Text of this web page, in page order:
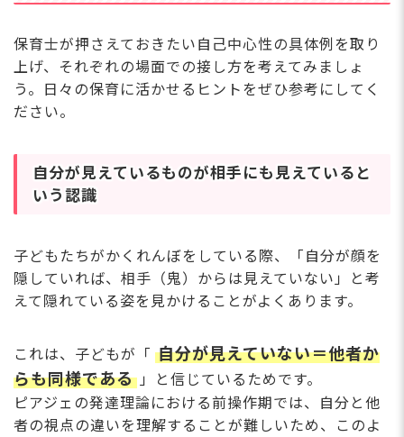
保育士が押さえておきたい自己中心性の具体例を取り
上げ、それぞれの場面での接し方を考えてみましょ
う。日々の保育に活かせるヒントをぜひ参考にしてく
ださい。
自分が見えているものが相手にも見えていると
いう認識
子どもたちがかくれんぼをしている際、「自分が顔を
隠していれば、相手（鬼）からは見えていない」と考
えて隠れている姿を見かけることがよくあります。
これは、子どもが「 自分が見えていない＝他者か
らも同様である 」と信じているためです。
ピアジェの発達理論における前操作期では、自分と他
者の視点の違いを理解することが難しいため、このよ